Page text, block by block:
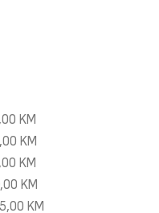
KM
KM
KM
KM
KM